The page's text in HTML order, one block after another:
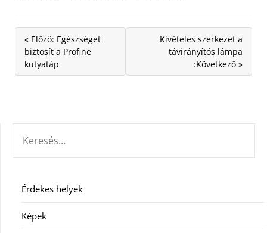
« Előző: Egészséget
biztosít a Profine
kutyatáp
Kivételes szerkezet a
távirányítós lámpa
:Következő »
Érdekes helyek
Képek